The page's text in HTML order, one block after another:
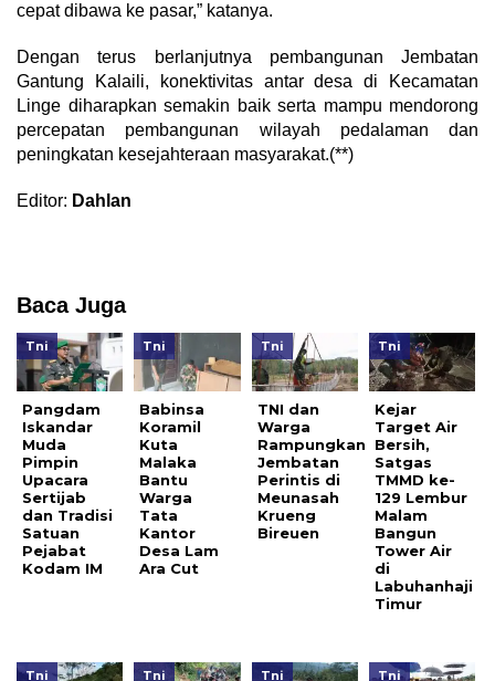
cepat dibawa ke pasar,” katanya.
Dengan terus berlanjutnya pembangunan Jembatan
Gantung Kalaili, konektivitas antar desa di Kecamatan
Linge diharapkan semakin baik serta mampu mendorong
percepatan pembangunan wilayah pedalaman dan
peningkatan kesejahteraan masyarakat.(**)
Editor: Dahlan
Baca Juga
Tni
Pangdam
Iskandar
Muda
Pimpin
Upacara
Sertijab
dan Tradisi
Satuan
Pejabat
Kodam IM
Tni
Babinsa
Koramil
Kuta
Malaka
Bantu
Warga
Tata
Kantor
Desa Lam
Ara Cut
Tni
TNI dan
Warga
Rampungkan
Jembatan
Perintis di
Meunasah
Krueng
Bireuen
Tni
Kejar
Target Air
Bersih,
Satgas
TMMD ke-
129 Lembur
Malam
Bangun
Tower Air
di
Labuhanhaji
Timur
Tni Tni Tni Tni